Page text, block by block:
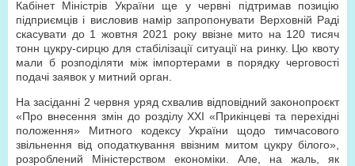
Кабінет Міністрів України ще у червні підтримав позицію
підприємців і висловив намір запропонувати Верховній Раді
скасувати до 1 жовтня 2021 року ввізне мито на 120 тисяч
тонн цукру-сирцю для стабілізації ситуації на ринку. Цю квоту
мали б розподіляти між імпортерами в порядку черговості
подачі заявок у митний орган.
На засіданні 2 червня уряд схвалив відповідний законопроєкт
«Про внесення змін до розділу ХХІ «Прикінцеві та перехідні
положення» Митного кодексу України щодо тимчасового
звільнення від оподаткування ввізним митом цукру білого»,
розроблений Міністерством економіки. Але, на жаль, як